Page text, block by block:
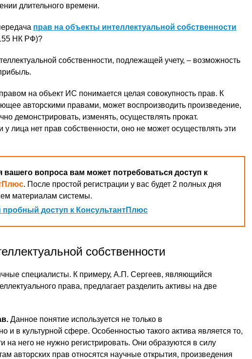
длительного времени.
прав на объекты интеллектуальной собственности
НК РФ)?
собственности, подлежащей учету, – возможность
на объект ИС понимается целая совокупность прав. К
авторскими правами, может воспроизводить произведение,
демонстрировать, изменять, осуществлять прокат.
у лица нет прав собственности, оно не может осуществлять эти
вашего вопроса вам может потребоваться доступ к
. После простой регистрации у вас будет 2 полных дня
материалам системы.
пробный доступ к КонсультантПлюс
собственности
специалисты. К примеру, А.П. Сергеев, являющийся
права, предлагает разделить активы на две
Данное понятие используется не только в
и в культурной сфере. Особенностью такого актива является то,
на него не нужно регистрировать. Они образуются в силу
авторских прав относятся научные открытия, произведения